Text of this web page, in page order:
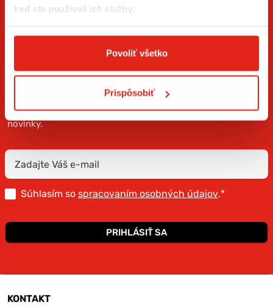
keď ste používali ich služby.
Povoliť všetko
Prispôsobiť
ZÍSKAJTE NOVINKY AKO PRVÝ
Prihláste sa na odber newslettera a buďte prvý, kto má
novinky.
Súhlasím so spracovaním osobných údajov.*
PRIHLÁSIŤ SA
KONTAKT